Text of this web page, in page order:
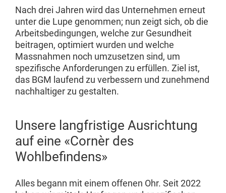
Nach drei Jahren wird das Unternehmen erneut
unter die Lupe genommen; nun zeigt sich, ob die
Arbeitsbedingungen, welche zur Gesundheit
beitragen, optimiert wurden und welche
Massnahmen noch umzusetzen sind, um
spezifische Anforderungen zu erfüllen. Ziel ist,
das BGM laufend zu verbessern und zunehmend
nachhaltiger zu gestalten.
Unsere langfristige Ausrichtung
auf eine «Cornèr des
Wohlbefindens»
Alles begann mit einem offenen Ohr. Seit 2022